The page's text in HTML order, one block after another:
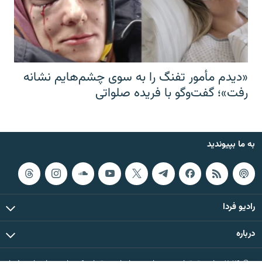
«دیدم مأمور تفنگ را به سوی چشم‌هایم نشانه
رفت»؛ گفت‌و‌گو با فریده صلواتی
به ما بپیوندید
رادیو فردا
درباره
© ۲۰۲۶ تمام حقوق این وب‌سایت، بر اساس مقررات کپی‌رایت، برای رادیو فردا